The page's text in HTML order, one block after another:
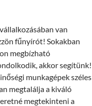
van
fűnyírót! Sokakban
megbízható
akkor segítünk!
munkagépek széles
megtalálja a kiváló
megtekinteni a